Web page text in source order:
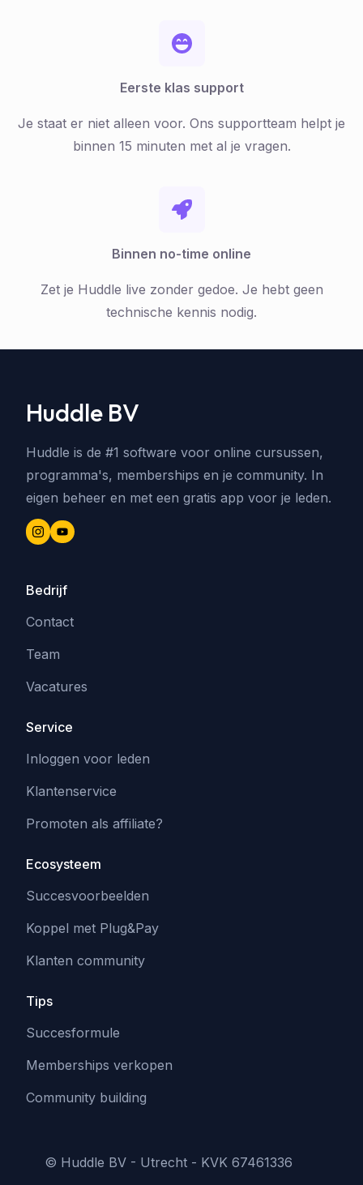
Eerste klas support
Je staat er niet alleen voor. Ons supportteam helpt je
binnen 15 minuten met al je vragen.
Binnen no-time online
Zet je Huddle live zonder gedoe. Je hebt geen
technische kennis nodig.
Huddle BV
Huddle is de #1 software voor online cursussen,
programma's, memberships en je community. In
eigen beheer en met een gratis app voor je leden.
Bedrijf
Contact
Team
Vacatures
Service
Inloggen voor leden
Klantenservice
Promoten als affiliate?
Ecosysteem
Succesvoorbeelden
Koppel met Plug&Pay
Klanten community
Tips
Succesformule
Memberships verkopen
Community building
© Huddle BV - Utrecht - KVK 67461336